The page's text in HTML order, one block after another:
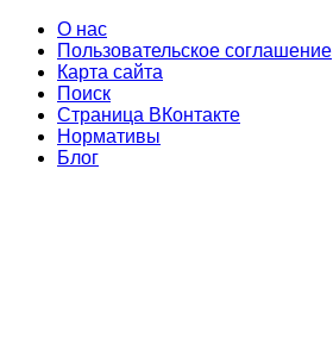
О нас
Пользовательское соглашение
Карта сайта
Поиск
Страница ВКонтакте
Нормативы
Блог